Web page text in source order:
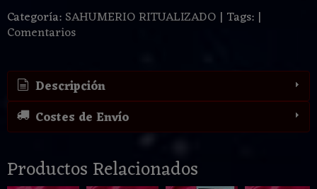
Categoría: SAHUMERIO RITUALIZADO | Tags: |
Comentarios
Descripción
Costes de Envío
Productos Relacionados